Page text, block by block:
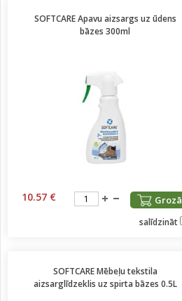
SOFTCARE Apavu aizsargs uz ūdens
bāzes 300ml
10.57 € Grozā
salīdzināt
SOFTCARE Mēbeļu tekstila
aizsarglīdzeklis uz spirta bāzes 0.5L